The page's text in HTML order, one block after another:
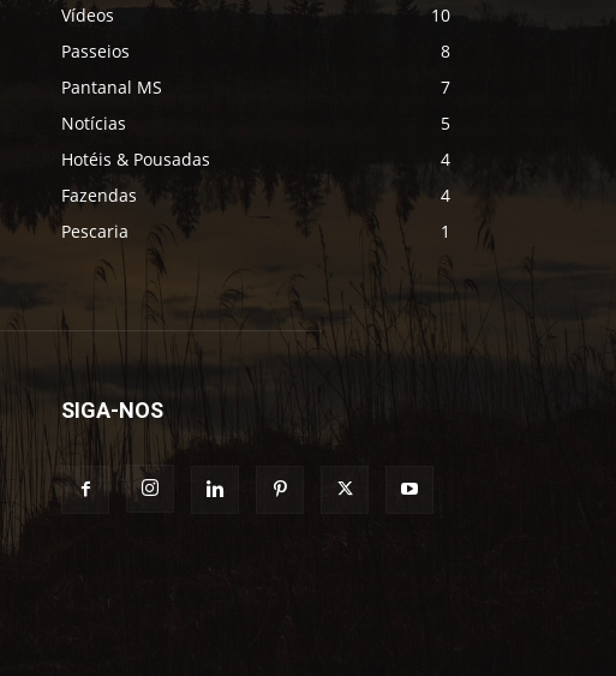
Vídeos
10
Passeios
8
Pantanal MS
7
Notícias
5
Hotéis & Pousadas
4
Fazendas
4
Pescaria
1
SIGA-NOS